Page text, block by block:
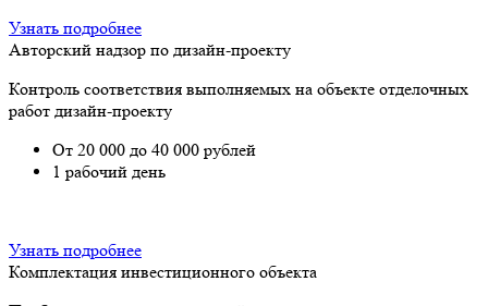
Узнать подробнее
Авторский надзор по дизайн-проекту
Контроль соответствия выполняемых на объекте отделочных
работ дизайн-проекту
От 20 000 до 40 000 рублей
1 рабочий день
Узнать подробнее
Комплектация инвестиционного объекта